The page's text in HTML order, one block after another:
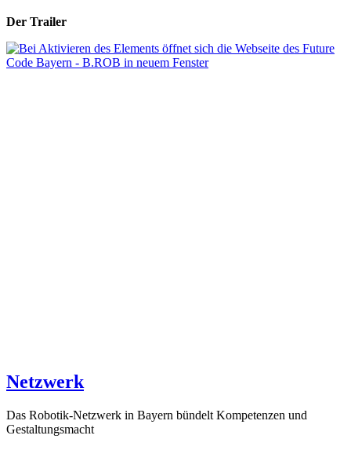
Der Trailer
Netzwerk
Das Robotik-Netzwerk in Bayern bündelt Kompetenzen und
Gestaltungsmacht